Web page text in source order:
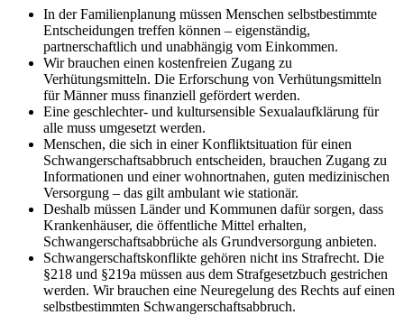
In der Familienplanung müssen Menschen selbstbestimmte
Entscheidungen treffen können – eigenständig,
partnerschaftlich und unabhängig vom Einkommen.
Wir brauchen einen kostenfreien Zugang zu
Verhütungsmitteln. Die Erforschung von Verhütungsmitteln
für Männer muss finanziell gefördert werden.
Eine geschlechter- und kultursensible Sexualaufklärung für
alle muss umgesetzt werden.
Menschen, die sich in einer Konfliktsituation für einen
Schwangerschaftsabbruch entscheiden, brauchen Zugang zu
Informationen und einer wohnortnahen, guten medizinischen
Versorgung – das gilt ambulant wie stationär.
Deshalb müssen Länder und Kommunen dafür sorgen, dass
Krankenhäuser, die öffentliche Mittel erhalten,
Schwangerschaftsabbrüche als Grundversorgung anbieten.
Schwangerschaftskonflikte gehören nicht ins Strafrecht. Die
§218 und §219a müssen aus dem Strafgesetzbuch gestrichen
werden. Wir brauchen eine Neuregelung des Rechts auf einen
selbstbestimmten Schwangerschaftsabbruch.